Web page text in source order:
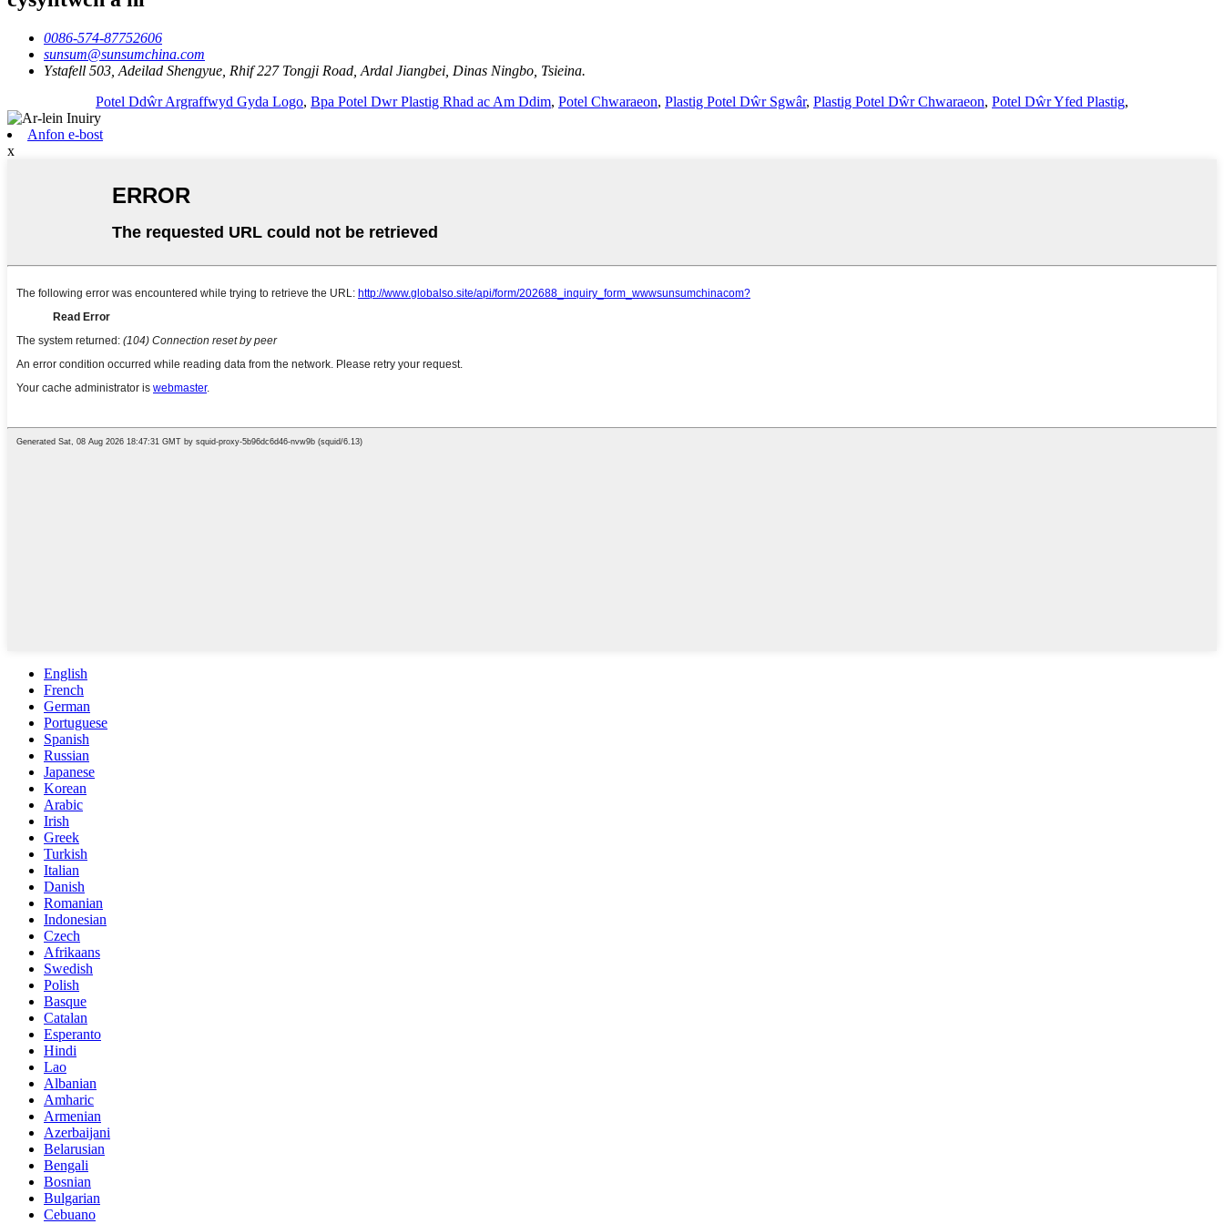
0086-574-87752606
sunsum@sunsumchina.com
Ystafell 503, Adeilad Shengyue, Rhif 227 Tongji Road, Ardal Jiangbei, Dinas Ningbo, Tsieina.
Potel Ddŵr Argraffwyd Gyda Logo, Bpa Potel Dwr Plastig Rhad ac Am Ddim, Potel Chwaraeon, Plastig Potel Dŵr Sgwâr, Plastig Potel Dŵr Chwaraeon, Potel Dŵr Yfed Plastig,
Anfon e-bost
x
English
French
German
Portuguese
Spanish
Russian
Japanese
Korean
Arabic
Irish
Greek
Turkish
Italian
Danish
Romanian
Indonesian
Czech
Afrikaans
Swedish
Polish
Basque
Catalan
Esperanto
Hindi
Lao
Albanian
Amharic
Armenian
Azerbaijani
Belarusian
Bengali
Bosnian
Bulgarian
Cebuano